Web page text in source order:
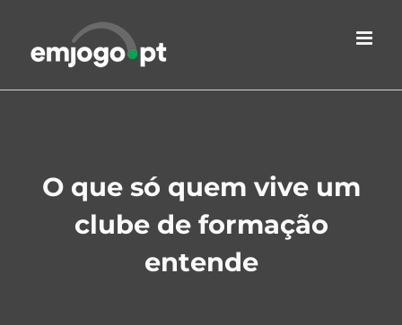
content
O que só quem vive um
clube de formação
entende